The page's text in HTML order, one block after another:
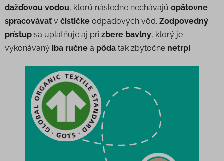
dažďovou vodou, ktorú následne nechávajú opätovne
spracovávaťv čističke odpadových vôd. Zodpovedný
prístup sa uplatňuje aj pri zbere bavlny, ktorý je
vykonávaný iba ručne a pôda tak zbytočne netrpí.